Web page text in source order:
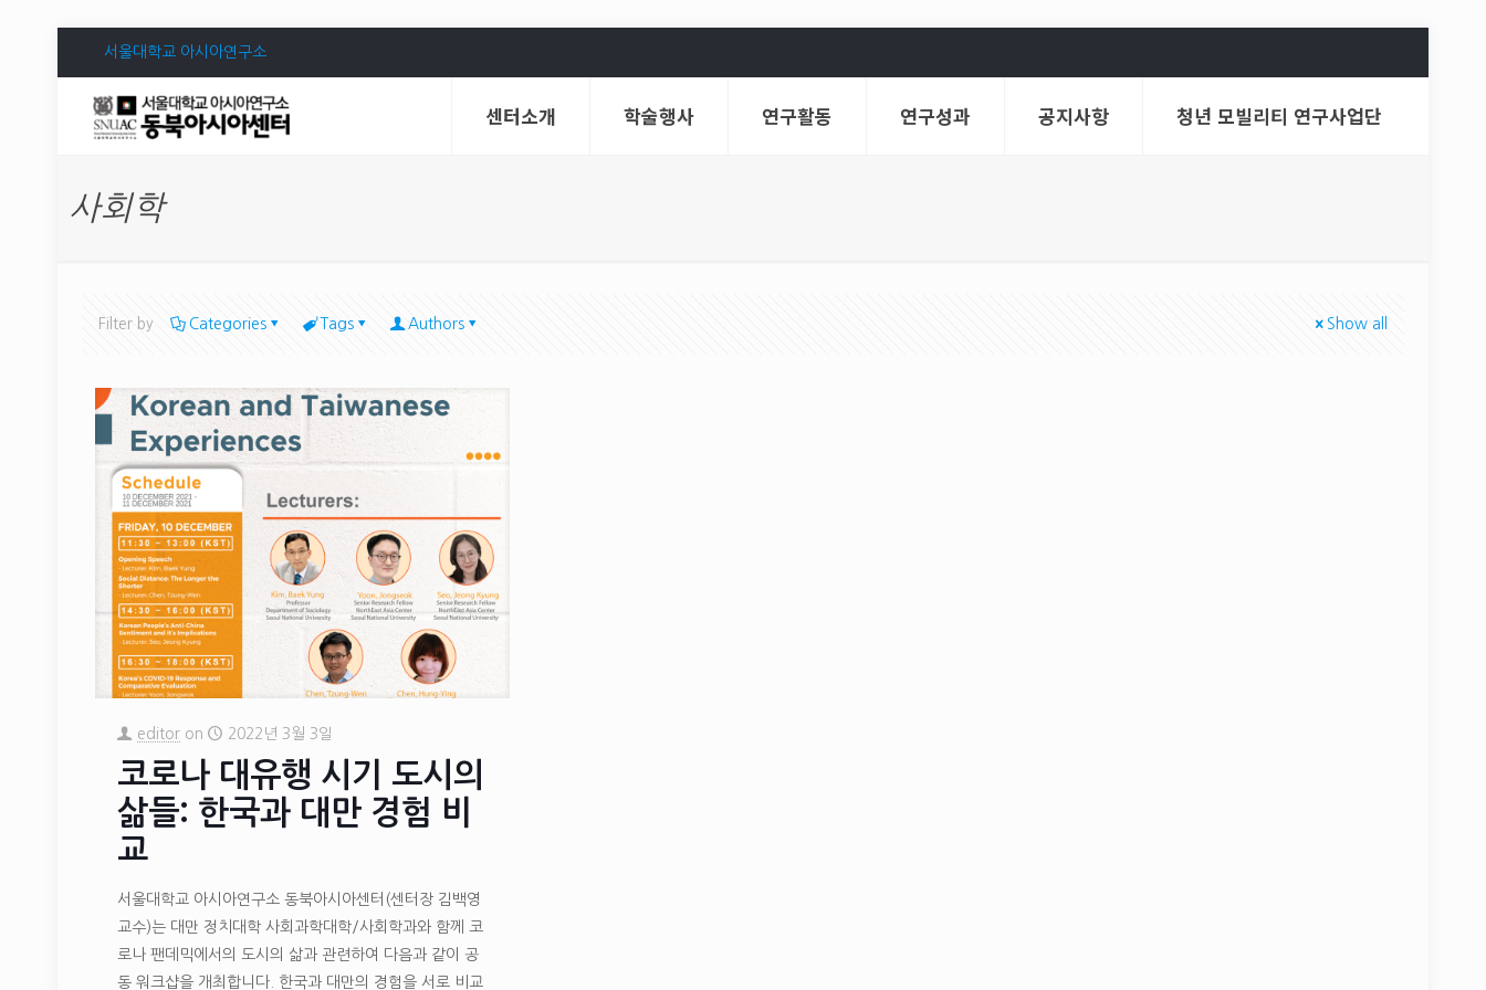
서울대학교 아시아연구소
센터소개 학술행사 연구활동 연구성과 공지사항 청년 모빌리티 연구사업단
사회학
Filter by Categories Tags Authors Show all
editor on 2022년 3월 3일
코로나 대유행 시기 도시의
삶들: 한국과 대만 경험 비
교
서울대학교 아시아연구소 동북아시아센터(센터장 김백영
교수)는 대만 정치대학 사회과학대학/사회학과와 함께 코
로나 팬데믹에서의 도시의 삶과 관련하여 다음과 같이 공
동 워크샵을 개최합니다. 한국과 대만의 경험을 서로 비교